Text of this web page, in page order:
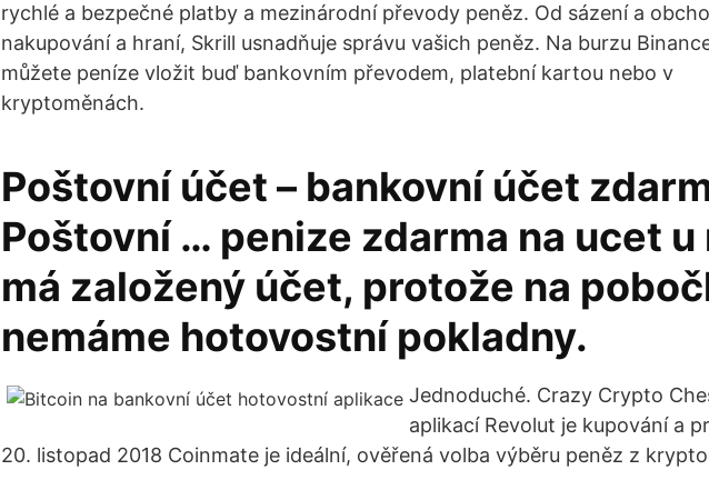
rychlé a bezpečné platby a mezinárodní převody peněz. Od sázení a
nakupování a hraní, Skrill usnadňuje správu vašich peněz. Na burzu
můžete peníze vložit buď bankovním převodem, platební kartou nebo v
kryptoměnách.
Poštovní účet – bankovní účet
Poštovní … penize zdarma na ucet u
má založený účet, protože na
nemáme hotovostní pokladny.
Jednoduché. Crazy Crypto
aplikací Revolut je kupování a
20. listopad 2018 Coinmate je ideální, ověřená volba výběru peněz z